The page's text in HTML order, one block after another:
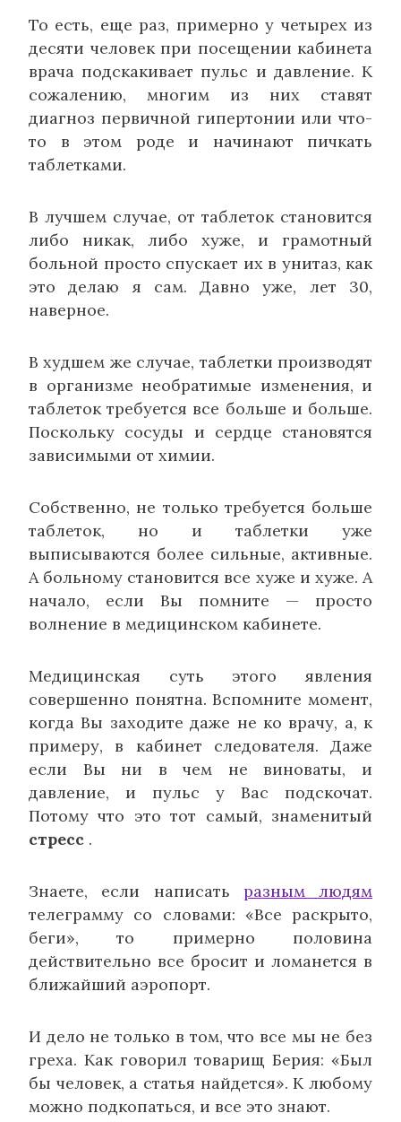
То есть, еще раз, примерно у четырех из
десяти человек при посещении кабинета
врача подскакивает пульс и давление. К
сожалению, многим из них ставят
диагноз первичной гипертонии или что-
то в этом роде и начинают пичкать
таблетками.
В лучшем случае, от таблеток становится
либо никак, либо хуже, и грамотный
больной просто спускает их в унитаз, как
это делаю я сам. Давно уже, лет 30,
наверное.
В худшем же случае, таблетки производят
в организме необратимые изменения, и
таблеток требуется все больше и больше.
Поскольку сосуды и сердце становятся
зависимыми от химии.
Собственно, не только требуется больше
таблеток, но и таблетки уже
выписываются более сильные, активные.
А больному становится все хуже и хуже. А
начало, если Вы помните — просто
волнение в медицинском кабинете.
Медицинская суть этого явления
совершенно понятна. Вспомните момент,
когда Вы заходите даже не ко врачу, а, к
примеру, в кабинет следователя. Даже
если Вы ни в чем не виноваты, и
давление, и пульс у Вас подскочат.
Потому что это тот самый, знаменитый
стресс .
Знаете, если написать разным людям
телеграмму со словами: «Все раскрыто,
беги», то примерно половина
действительно все бросит и ломанется в
ближайший аэропорт.
И дело не только в том, что все мы не без
греха. Как говорил товарищ Берия: «Был
бы человек, а статья найдется». К любому
можно подкопаться, и все это знают.